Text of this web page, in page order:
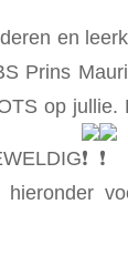
en
Prins
op
hieronder